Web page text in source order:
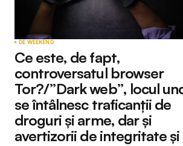
DE WEEKEND
Ce este, de fapt,
controversatul browser
Tor?/”Dark web”, locul
se întâlnesc traficanții de
droguri și arme, dar și
avertizorii de integritate și